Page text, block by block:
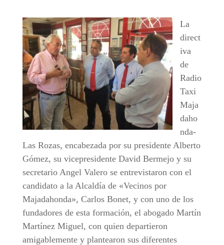
La
direct
iva
de
Radio
Taxi
Maja
daho
nda-
Las Rozas, encabezada por su presidente Alberto
Gómez, su vicepresidente David Bermejo y su
secretario Angel Valero se entrevistaron con el
candidato a la Alcaldía de «Vecinos por
Majadahonda», Carlos Bonet, y con uno de los
fundadores de esta formación, el abogado Martín
Martínez Miguel, con quien departieron
amigablemente y plantearon sus diferentes